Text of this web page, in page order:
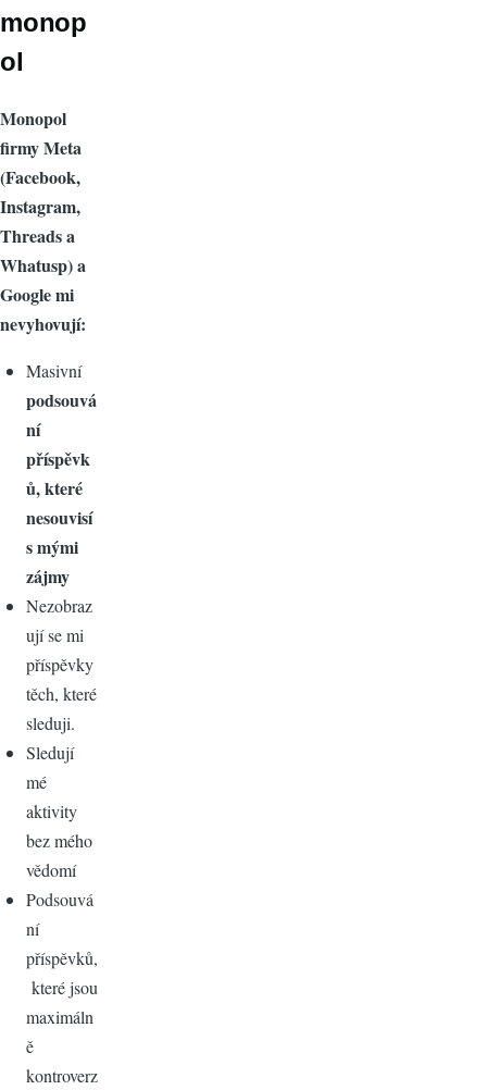
monop
ol
Monopol
firmy Meta
(Facebook,
Instagram,
Threads a
Whatusp) a
Google mi
nevyhovují:
Masivní
podsouvá
ní
příspěvk
ů, které
nesouvisí
s mými
zájmy
Nezobraz
ují se mi
příspěvky
těch, které
sleduji.
Sledují
mé
aktivity
bez mého
vědomí
Podsouvá
ní
příspěvků,
které jsou
maximáln
ě
kontroverz